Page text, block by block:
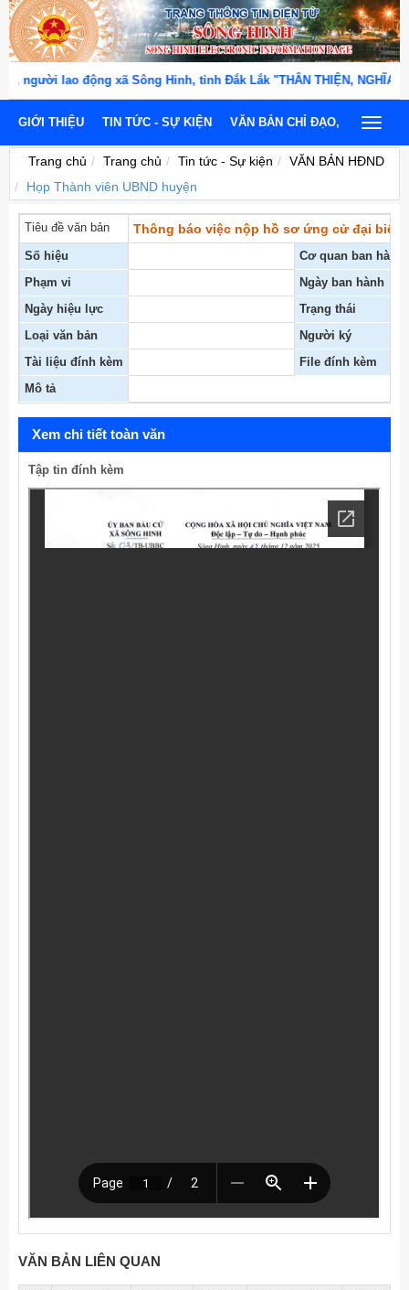
lao động xã Sông Hinh, tỉnh Đắk Lắk "THÂN THIỆN, NGHĨA TÌNH,
GIỚI THIỆU TIN TỨC - SỰ KIỆN VĂN BẢN CHỈ ĐẠO, ĐIỀU HÀNH
Toggle
Trang chủ Trang chủ Tin tức - Sự kiện
VĂN BẢN HĐND
Họp Thành viên UBND huyện
Tiêu đề văn bản Thông báo việc nộp hồ sơ ứng cử đại biểu
Số hiệu
Cơ quan ban hành
Phạm vi
Ngày ban hành
Ngày hiệu lực
Trạng thái
Loại văn bản
Người ký
Tài liệu đính kèm
File đính kèm
Mô tả
Xem chi tiết toàn văn
Tập tin đính kèm
VĂN BẢN LIÊN QUAN